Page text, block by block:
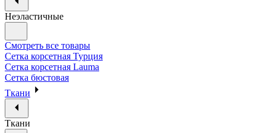
Неэластичные
Смотреть все товары
Сетка корсетная Турция
Сетка корсетная Lauma
Сетка бюстовая
Ткани
Ткани